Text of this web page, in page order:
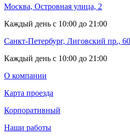
Москва, Островная улица, 2
Каждый день с 10:00 до 21:00
Санкт-Петербург, Лиговский пр.,
Каждый день с 10:00 до 21:00
О компании
Карта проезда
Корпоративный
Наши работы